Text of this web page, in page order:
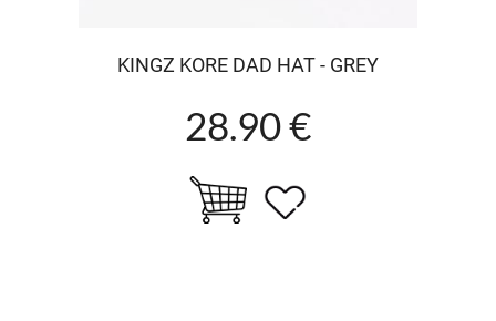
KINGZ KORE DAD HAT - GREY
28.90 €